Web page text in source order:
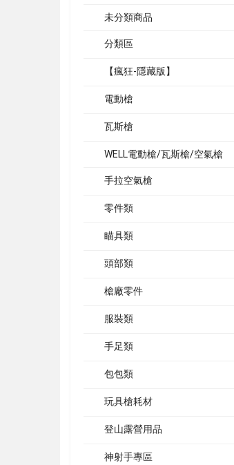
未分類商品
分類區
【瘋狂-隱藏版】
電動槍
瓦斯槍
WELL電動槍/瓦斯槍/空氣槍
手拉空氣槍
零件類
瞄具類
頭部類
槍廠零件
服裝類
手足類
包包類
玩具槍耗材
登山露營用品
神射手專區